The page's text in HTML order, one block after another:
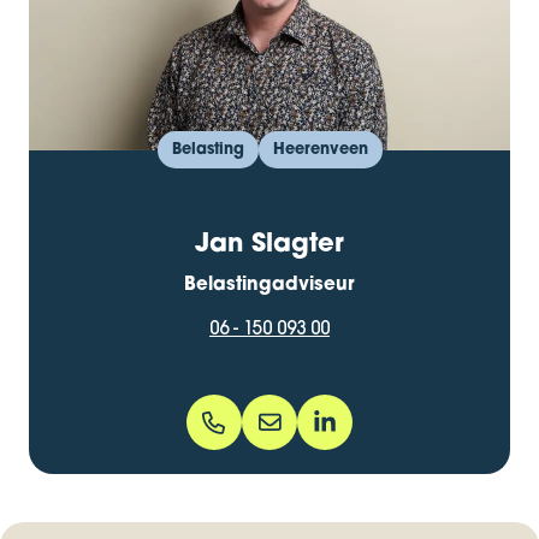
Belasting Heerenveen
Jan Slagter
Belastingadviseur
06 - 150 093 00
06 - 150 093 00
jan.slagter@bentacera.nl
jan-slagter-b7594561/